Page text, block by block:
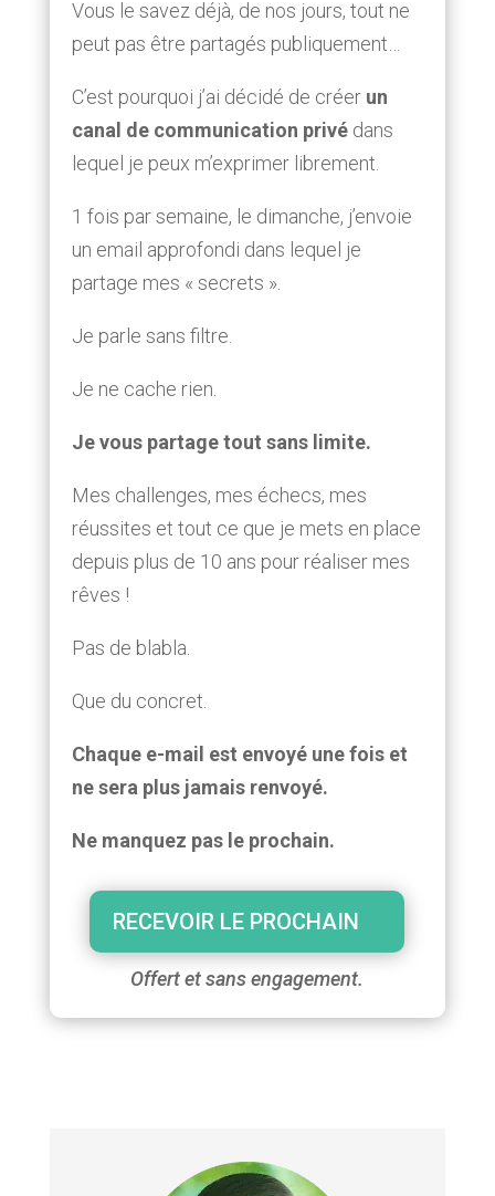
Vous le savez déjà, de nos jours, tout ne
peut pas être partagés publiquement…
C’est pourquoi j’ai décidé de créer un
canal de communication privé dans
lequel je peux m’exprimer librement.
1 fois par semaine, le dimanche, j’envoie
un email approfondi dans lequel je
partage mes « secrets ».
Je parle sans filtre.
Je ne cache rien.
Je vous partage tout sans limite.
Mes challenges, mes échecs, mes
réussites et tout ce que je mets en place
depuis plus de 10 ans pour réaliser mes
rêves !
Pas de blabla.
Que du concret.
Chaque e-mail est envoyé une fois et
ne sera plus jamais renvoyé.
Ne manquez pas le prochain.
RECEVOIR LE PROCHAIN
Offert et sans engagement.